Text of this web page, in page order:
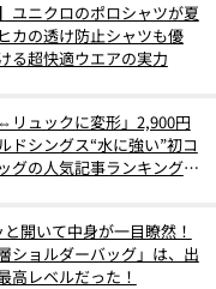
ユニクロのポロシャツが夏
カの透け防止シャツも優
る超快適ウエアの実力
リュックに変形」2,900円
ドシングス“水に強い”初コ
グの人気記事ランキングベ
開いて中身が一目瞭然！
ショルダーバッグ」は、出
高レベルだった！